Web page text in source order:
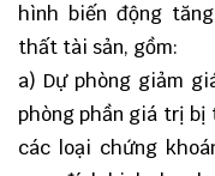
hình biến động
thất tài sản, gồm:
a) Dự phòng giảm
phòng phần giá trị
các loại chứng